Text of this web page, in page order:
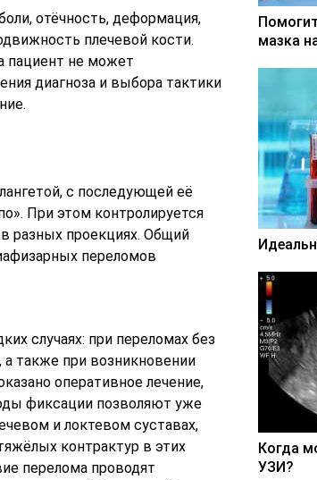
отёчность, деформация,
плечевой кости.
пациент не может
диагноза и выбора тактики
с последующей её
При этом контролируется
разных проекциях. Общий
переломов
случаях: при переломах без
также при возникновении
оперативное лечение,
фиксации позволяют уже
и локтевом суставах,
контрактур в этих
перелома проводят
мазка
Когда
УЗИ?